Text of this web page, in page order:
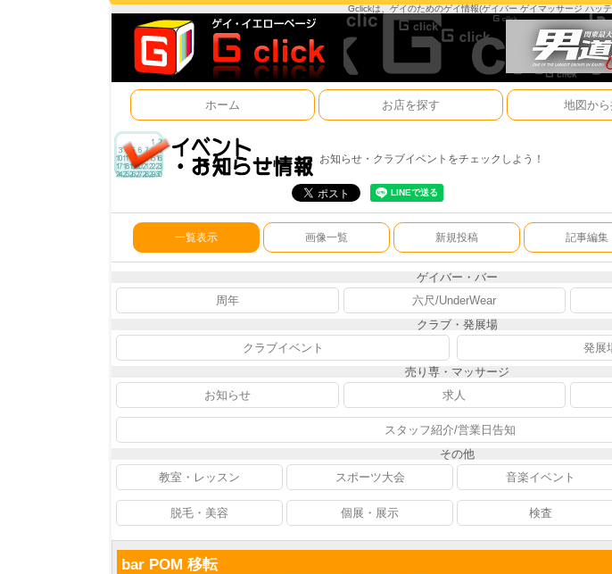
Gclickは、ゲイのためのゲイ情報(ゲイバー ゲイマッサージ ハッ
ホーム お店を探す 地図から
お知らせ・クラブイベントをチェックしよう！
一覧表示 画像一覧 新規投稿 記事編集
ゲイバー・バー
周年
六尺/UnderWear
クラブ・発展場
クラブイベント
発展
売り専・マッサージ
お知らせ
求人
スタッフ紹介/営業日告知
その他
教室・レッスン
スポーツ大会 音楽イベント
脱毛・美容 個展・展示 検査
bar POM 移転